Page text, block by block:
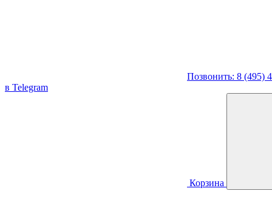
Позвонить: 8 (495)
в Telegram
Корзина